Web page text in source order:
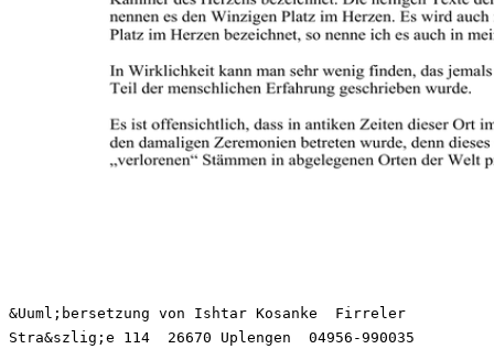
&Uuml;bersetzung von Ishtar Kosanke  Firreler
Stra&szlig;e 114  26670 Uplengen  04956-990035 